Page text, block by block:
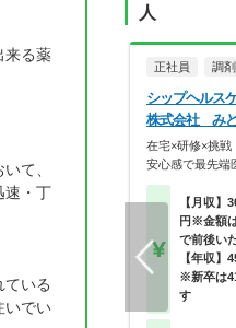
来る薬
て、
速・丁
いる
いでい
人
正社員 調
シップヘルス
株式会社 み
在宅×研修×挑戦
安心感で最先端
【月収】
円※金額
で前後い
【年収】
※新卒は
す